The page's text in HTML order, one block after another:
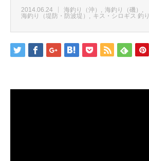
2014.06.24 海釣り（沖）
海釣り（磯）
海釣り（堤防・防波堤）
キス・シロギス 釣り